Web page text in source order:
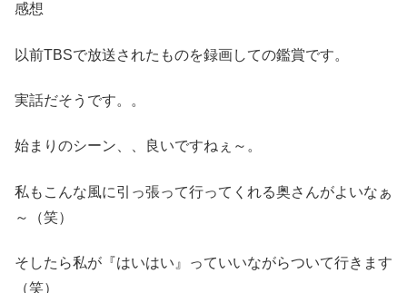
感想
以前TBSで放送されたものを録画しての鑑賞です。
実話だそうです。。
始まりのシーン、、良いですねぇ～。
私もこんな風に引っ張って行ってくれる奥さんがよいなぁ
～（笑）
そしたら私が『はいはい』っていいながらついて行きます
（笑）